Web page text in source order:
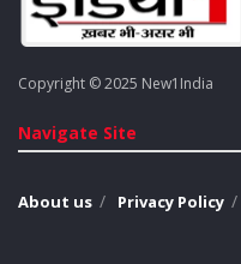
Copyright © 2025 New1India
Navigate Site
About us Privacy Policy